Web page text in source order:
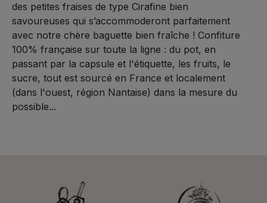
des petites fraises de type Cirafine bien
savoureuses qui s’accommoderont parfaitement
avec notre chère baguette bien fraîche ! Confiture
100% française sur toute la ligne : du pot, en
passant par la capsule et l'étiquette, les fruits, le
sucre, tout est sourcé en France et localement
(dans l'ouest, région Nantaise) dans la mesure du
possible...